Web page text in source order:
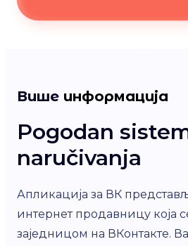
Више информација
Pogodan
naručivanja
Апликација за ВК
интернет продавницу која
заједницом на ВКонтакте.